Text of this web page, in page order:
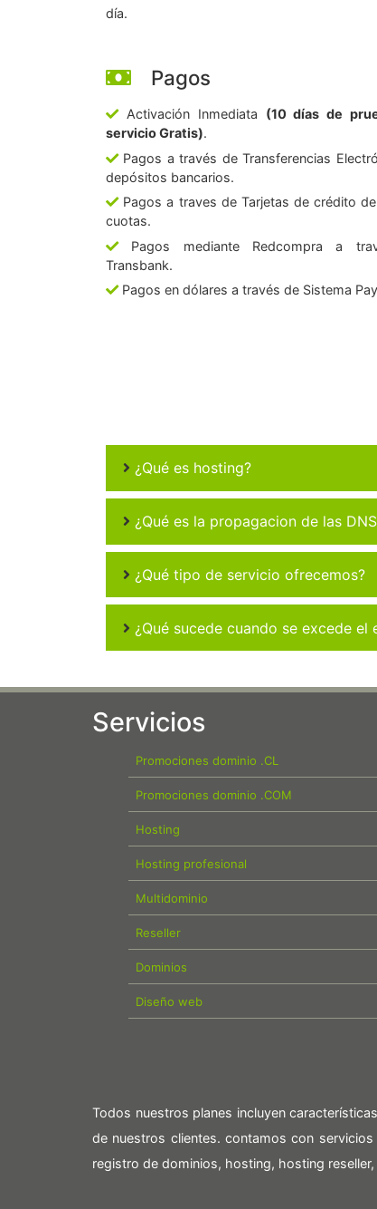
día.
Pagos
Activación Inmediata (10 días de
servicio Gratis).
Pagos a través de Transferencias
depósitos bancarios.
Pagos a traves de Tarjetas de crédito
cuotas.
Pagos mediante Redcompra a
Transbank.
Pagos en dólares a través de Sistema
¿Qué es hosting?
¿Qué es la propagacion de las
¿Qué tipo de servicio ofrecemos?
¿Qué sucede cuando se excede
Servicios
Promociones dominio .CL
Promociones dominio .COM
Hosting
Hosting profesional
Multidominio
Reseller
Dominios
Diseño web
Todos nuestros planes incluyen
de nuestros clientes. contamos con
registro de dominios, hosting, hosting reseller,